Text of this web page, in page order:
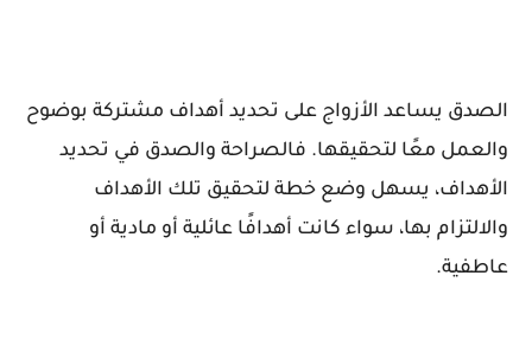
الصدق يساعد الأزواج على تحديد أهداف مشتركة بوضوح
والعمل معًا لتحقيقها. فالصراحة والصدق في تحديد
الأهداف، يسهل وضع خطة لتحقيق تلك الأهداف
والالتزام بها، سواء كانت أهدافًا عائلية أو مادية أو
عاطفية.